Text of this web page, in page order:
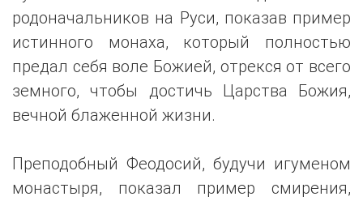
родоначальников на Руси, показав пример
истинного монаха, который полностью
предал себя воле Божией, отрекся от всего
земного, чтобы достичь Царства Божия,
вечной блаженной жизни.
Преподобный Феодосий, будучи игуменом
монастыря, показал пример смирения,